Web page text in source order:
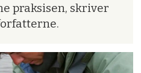
praksisen, skriver